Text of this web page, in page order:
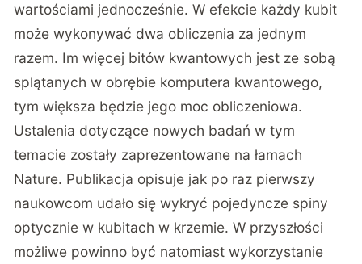
wartościami jednocześnie. W efekcie każdy kubit
może wykonywać dwa obliczenia za jednym
razem. Im więcej bitów kwantowych jest ze sobą
splątanych w obrębie komputera kwantowego,
tym większa będzie jego moc obliczeniowa.
Ustalenia dotyczące nowych badań w tym
temacie zostały zaprezentowane na łamach
Nature. Publikacja opisuje jak po raz pierwszy
naukowcom udało się wykryć pojedyncze spiny
optycznie w kubitach w krzemie. W przyszłości
możliwe powinno być natomiast wykorzystanie